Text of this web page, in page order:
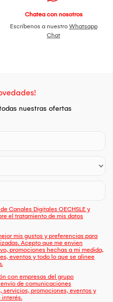
Chatea con nosotros
Escríbenos a nuestro Whatsapp
Chat
nuestras ofertas
Canales Digitales OECHSLE y
el tratamiento de mis datos
mis gustos y preferencias para
Acepto que me envien
promociones hechas a mi medida,
eventos y todo lo que se alinee
con empresas del grupo
de comunicaciones
promociones, eventos y
interés.